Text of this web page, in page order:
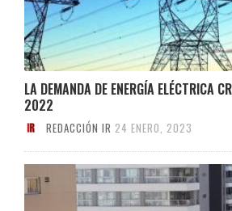
LA DEMANDA DE ENERGÍA ELÉCTRICA
2022
REDACCIÓN IR 24 ENERO, 2023